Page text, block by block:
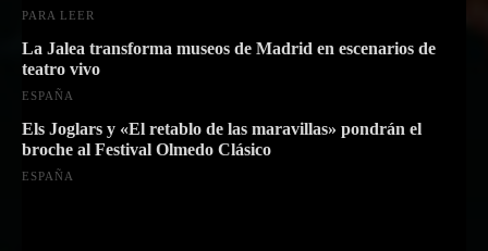
PARA LEER
La Jalea transforma museos de Madrid en escenarios de
teatro vivo
ESPAÑA
Els Joglars y «El retablo de las maravillas» pondrán el
broche al Festival Olmedo Clásico
ESPAÑA